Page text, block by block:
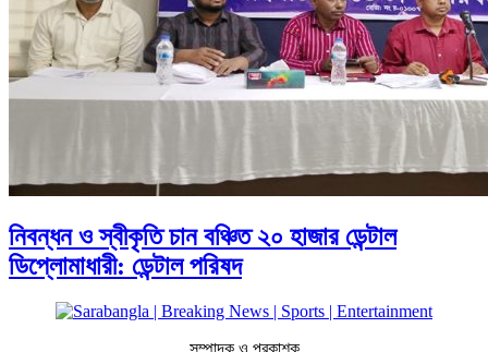
নিবন্ধন ও স্বীকৃতি চান বঞ্চিত ২০ হাজার ডেন্টাল
ডিপ্লোমাধারী: ডেন্টাল পরিষদ